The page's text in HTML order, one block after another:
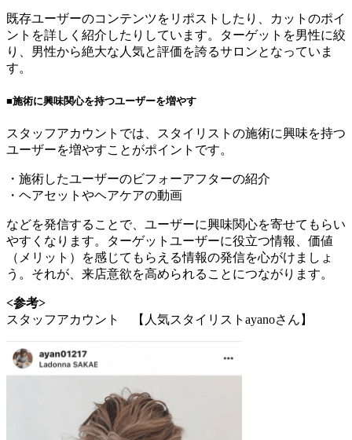
既存ユーザーのコンテンツをリポストしたり、カットのポイ
ントを詳しく紹介したりしています。ターゲットを男性に絞
り、男性から絶大な人気と評価を誇るサロンとなっていま
す。
■施術に興味関心を持つユーザーを増やす
スタッフアカウントでは、スタイリストの施術に興味を持つ
ユーザーを増やすことがポイントです。
・施術したユーザーのビフォーアフターの紹介
・ヘアセットやヘアケアの動画
などを発信することで、ユーザーに興味関心を寄せてもらい
やすくなります。ターゲットユーザーに役立つ情報、価値
（メリット）を感じてもらえる情報の発信を心がけましょ
う。それが、来店意欲を高められることにつながります。
<参考>
スタッフアカウント 【人気スタイリストayanoさん】